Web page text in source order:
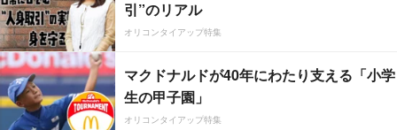
引”のリアル
オリコンタイアップ特集
マクドナルドが40年にわたり支える「小学
生の甲子園」
オリコンタイアップ特集